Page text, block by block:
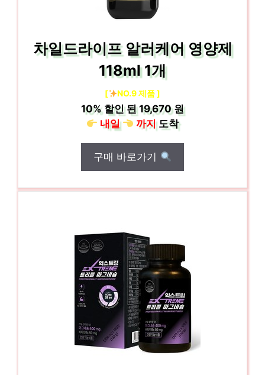
차일드라이프 알러케어 영양제
118ml 1개
[ NO.9 제품 ]
10%할인 된19,670 원
내일
까지도착
구매 바로가기